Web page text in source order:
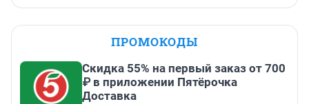
ПРОМОКОДЫ
Скидка 55% на первый заказ от 700
₽ в приложении Пятёрочка
Доставка